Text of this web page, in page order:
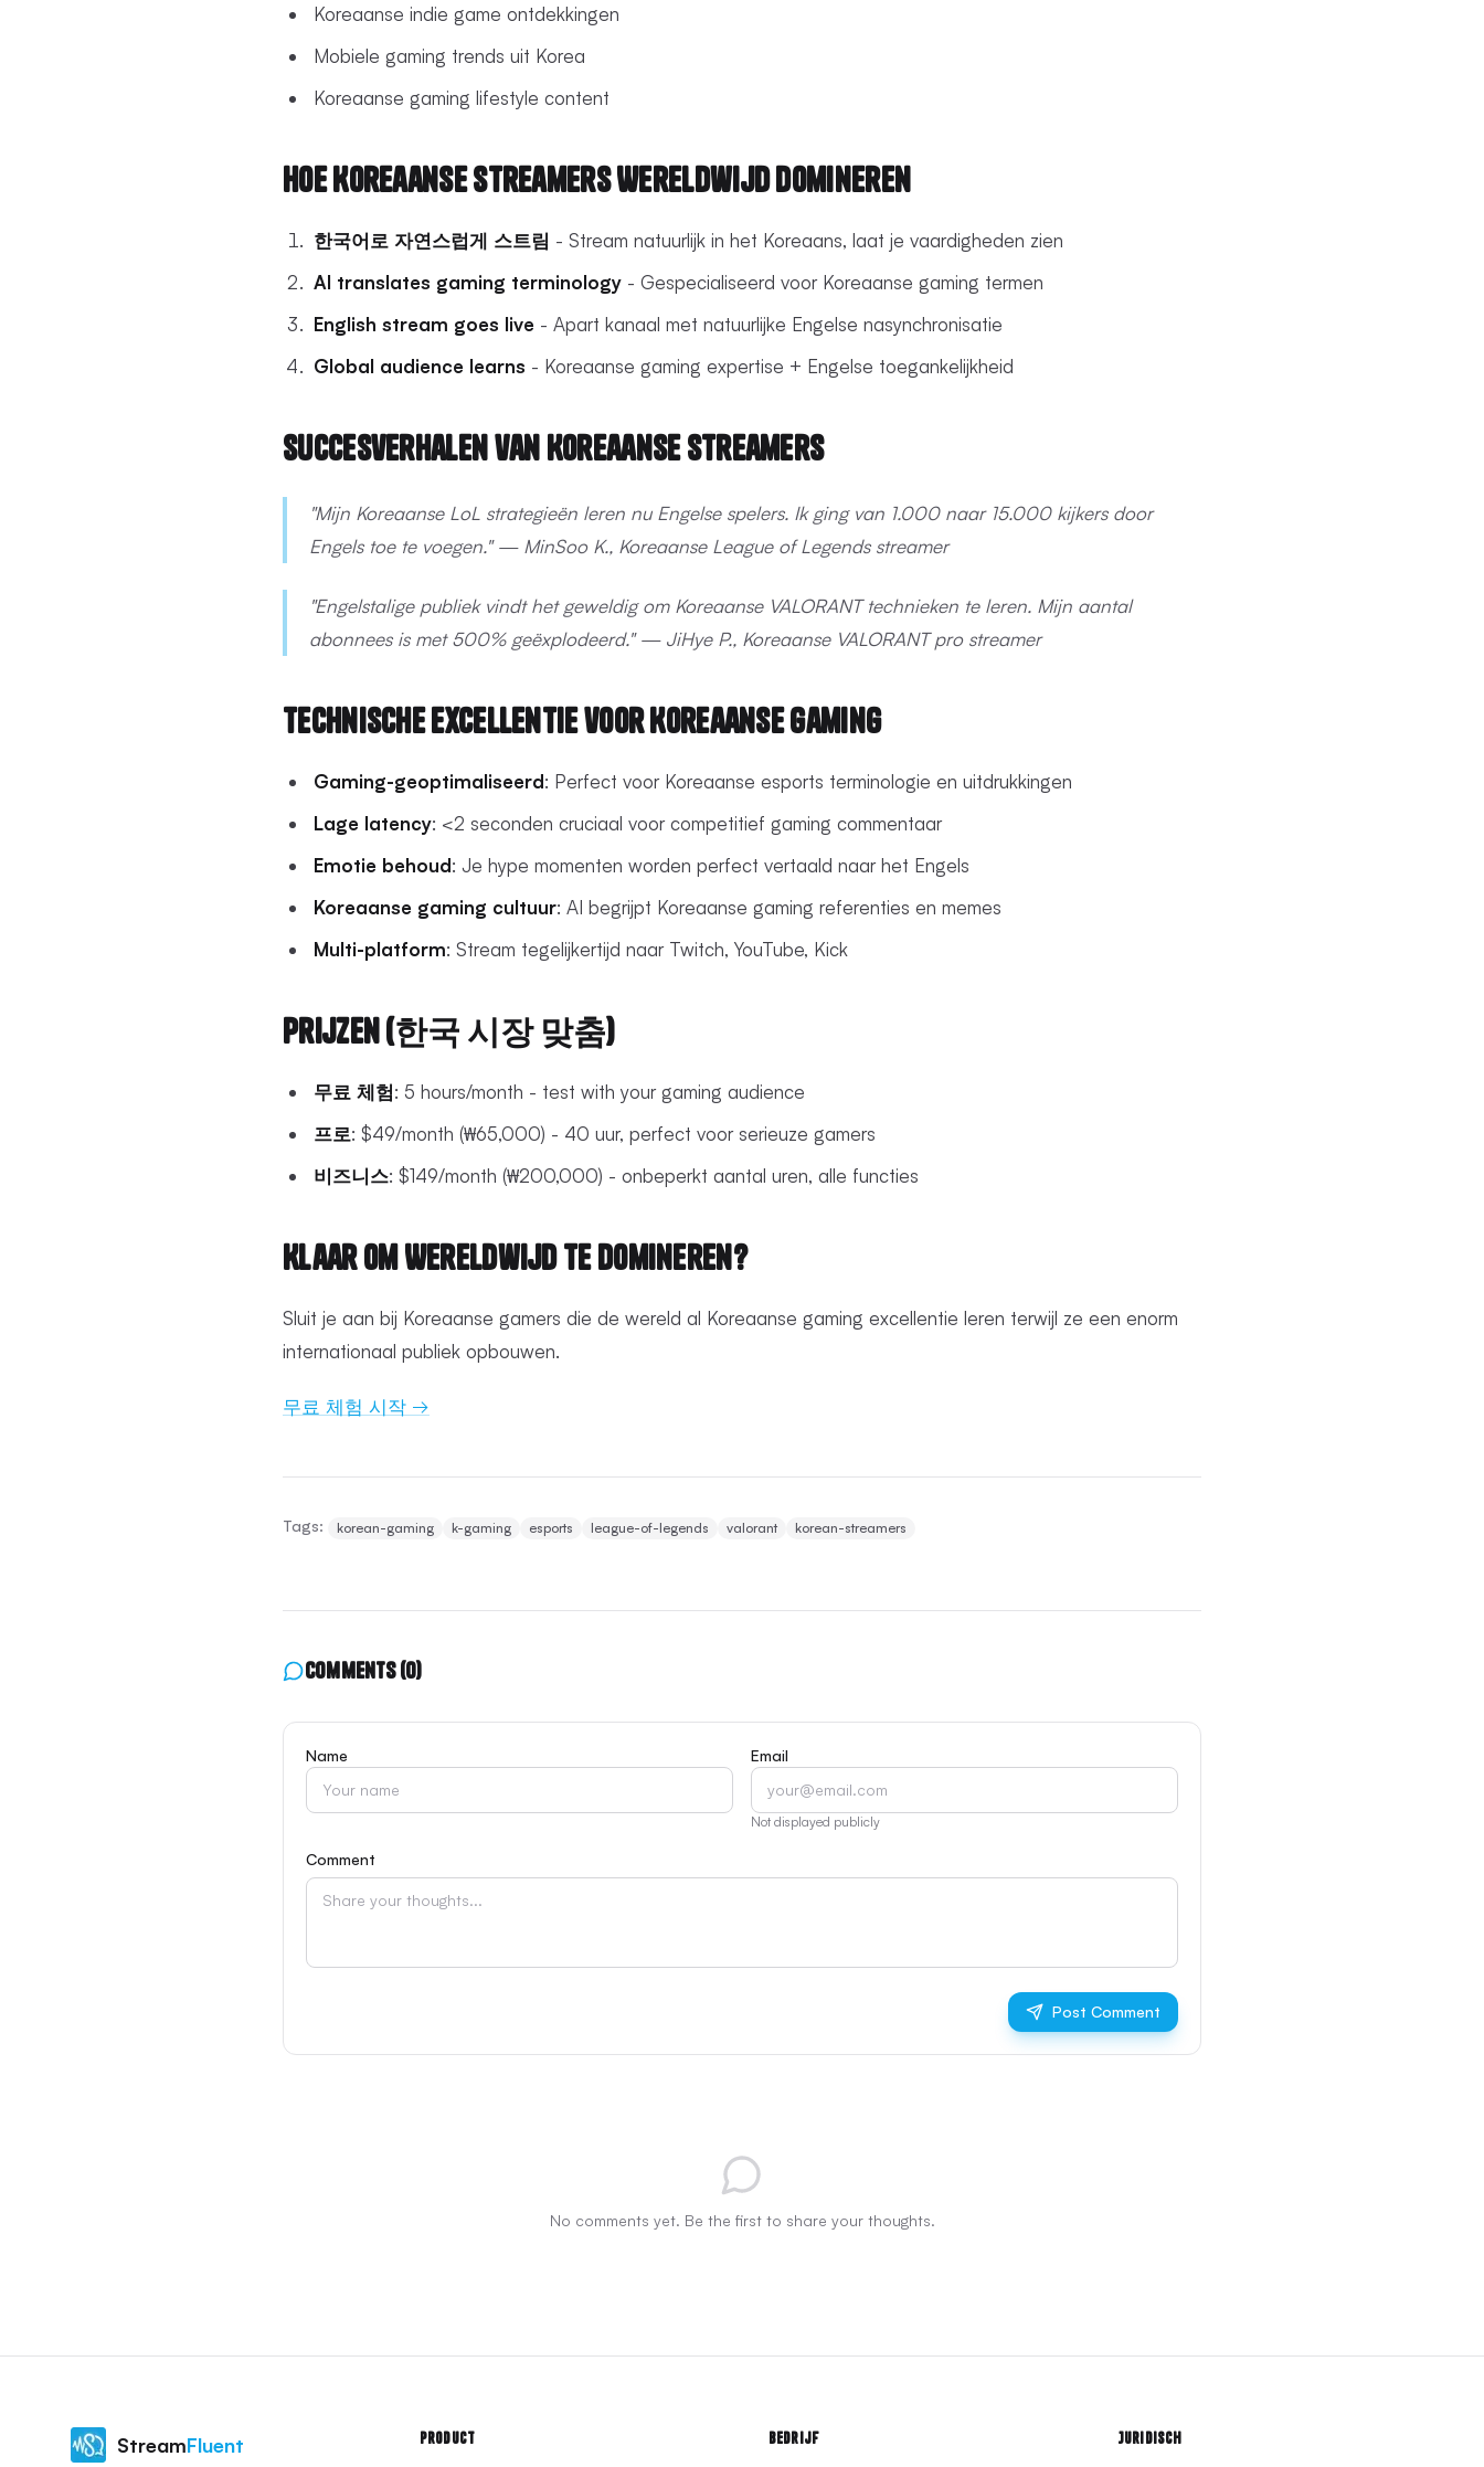
Koreaanse indie game ontdekkingen
Mobiele gaming trends uit Korea
Koreaanse gaming lifestyle content
Hoe Koreaanse Streamers Wereldwijd Domineren
한국어로 자연스럽게 스트림 - Stream natuurlijk in het Koreaans, laat je vaardigheden zien
AI translates gaming terminology - Gespecialiseerd voor Koreaanse gaming termen
English stream goes live - Apart kanaal met natuurlijke Engelse nasynchronisatie
Global audience learns - Koreaanse gaming expertise + Engelse toegankelijkheid
Succesverhalen van Koreaanse Streamers
"Mijn Koreaanse LoL strategieën leren nu Engelse spelers. Ik ging van 1.000 naar 15.000 kijkers door
Engels toe te voegen." — MinSoo K., Koreaanse League of Legends streamer
"Engelstalige publiek vindt het geweldig om Koreaanse VALORANT technieken te leren. Mijn aantal
abonnees is met 500% geëxplodeerd." — JiHye P., Koreaanse VALORANT pro streamer
Technische Excellentie voor Koreaanse Gaming
Gaming-geoptimaliseerd: Perfect voor Koreaanse esports terminologie en uitdrukkingen
Lage latency: <2 seconden cruciaal voor competitief gaming commentaar
Emotie behoud: Je hype momenten worden perfect vertaald naar het Engels
Koreaanse gaming cultuur: AI begrijpt Koreaanse gaming referenties en memes
Multi-platform: Stream tegelijkertijd naar Twitch, YouTube, Kick
Prijzen (한국 시장 맞춤)
무료 체험: 5 hours/month - test with your gaming audience
프로: $49/month (₩65,000) - 40 uur, perfect voor serieuze gamers
비즈니스: $149/month (₩200,000) - onbeperkt aantal uren, alle functies
Klaar om Wereldwijd te Domineren?
Sluit je aan bij Koreaanse gamers die de wereld al Koreaanse gaming excellentie leren terwijl ze een enorm
internationaal publiek opbouwen.
무료 체험 시작 →
Tags: korean-gaming k-gaming esports league-of-legends valorant korean-streamers
Comments(0)
Name Email
Not displayed publicly
Comment
Post Comment
No comments yet. Be the first to share your thoughts.
StreamFluent Product Bedrijf Juridisch